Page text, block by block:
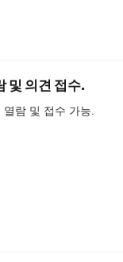
및 의견 접수.
람 및 접수 가능.